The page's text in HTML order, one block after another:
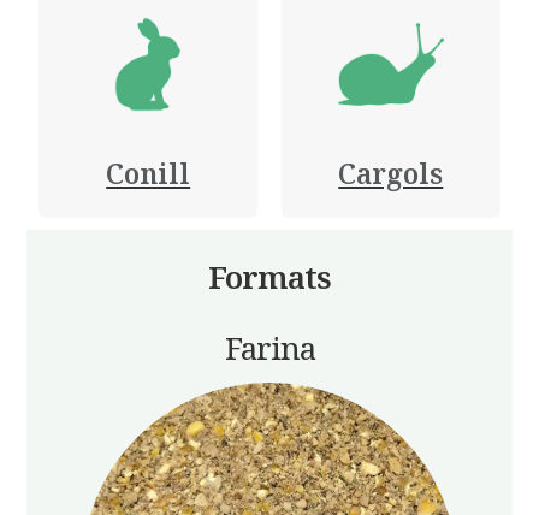
Conill Cargols
Formats
Farina